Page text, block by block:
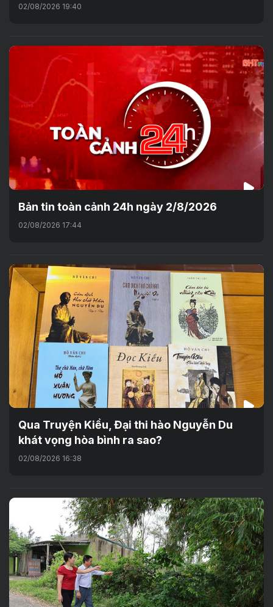
02/08/2026 19:40
Bản tin toàn cảnh 24h ngày 2/8/2026
02/08/2026 17:44
Qua Truyện Kiều, Đại thi hào Nguyễn Du
khát vọng hòa bình ra sao?
02/08/2026 16:38